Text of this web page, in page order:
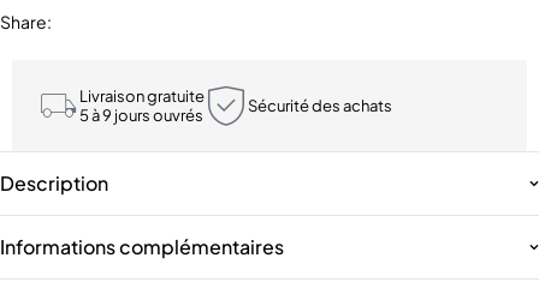
Share:
Livraison gratuite
5 à 9 jours ouvrés
Sécurité des achats
Description
Informations complémentaires